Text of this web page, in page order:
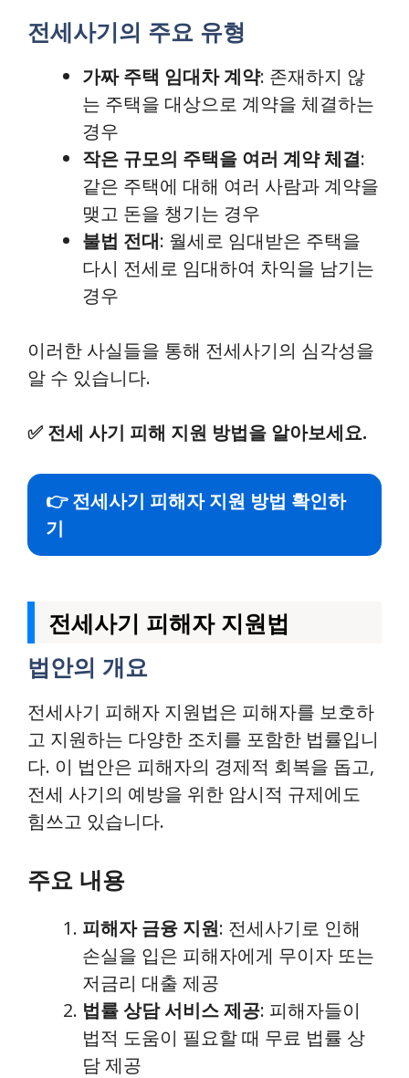
전세사기의 주요 유형
가짜 주택 임대차 계약: 존재하지 않
는 주택을 대상으로 계약을 체결하는
경우
작은 규모의 주택을 여러 계약 체결:
같은 주택에 대해 여러 사람과 계약을
맺고 돈을 챙기는 경우
불법 전대: 월세로 임대받은 주택을
다시 전세로 임대하여 차익을 남기는
경우
이러한 사실들을 통해 전세사기의 심각성을
알 수 있습니다.
✅ 전세 사기 피해 지원 방법을 알아보세요.
👉 전세사기 피해자 지원 방법 확인하
기
전세사기 피해자 지원법
법안의 개요
전세사기 피해자 지원법은 피해자를 보호하
고 지원하는 다양한 조치를 포함한 법률입니
다. 이 법안은 피해자의 경제적 회복을 돕고,
전세 사기의 예방을 위한 암시적 규제에도
힘쓰고 있습니다.
주요 내용
피해자 금융 지원: 전세사기로 인해
손실을 입은 피해자에게 무이자 또는
저금리 대출 제공
법률 상담 서비스 제공: 피해자들이
법적 도움이 필요할 때 무료 법률 상
담 제공